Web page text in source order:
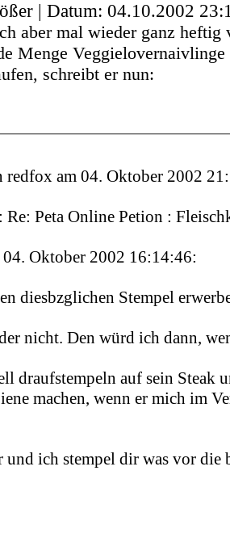
| Datum: 04.10.2002
aber mal wieder ganz heftig
Menge
schreibt er nun:
redfox am 04. Oktober 2002
Peta Online Petion :
Oktober 2002 16:14:46:
diesbzglichen Stempel
nicht. Den würd ich dann,
draufstempeln auf sein Steak
machen, wenn er mich im
und ich stempel dir was vor die